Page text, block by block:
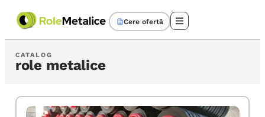
Cere ofertă
CATALOG
role metalice